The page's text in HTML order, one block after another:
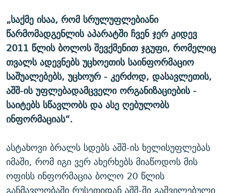
„საქმე ისაა, რომ სრულუფლებიანი
წარმომადგენლის აპარატში ჩვენ ჯერ კიდევ
2011 წლის ბოლოს შევქმენით ჯგუფი, რომელიც
თვალს ადევნებს უცხოეთის საინფორმაციო
საშუალებებს, უცხოურ - კერძოდ, დასავლეთის,
აშშ-ის უფლებადამცველი ორგანიზაციების -
საიტებს სწავლობს და ასე ღებულობს
ინფორმაციას“.
ასტახოვი ბრალს სდებს აშშ-ის ხელისუფლებას
იმაში, რომ იგი ვერ ახერხებს მიაწოდოს მის
ოფისს ინფორმაცია ბოლო 20 წლის